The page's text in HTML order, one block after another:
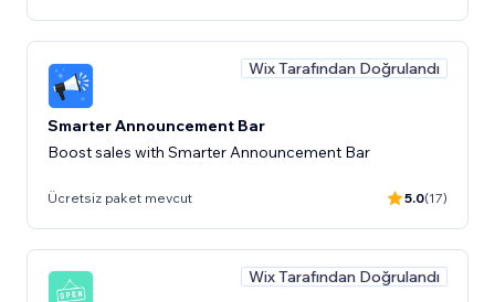
Wix Tarafından Doğrulandı
Smarter Announcement Bar
Boost sales with Smarter Announcement Bar
Ücretsiz paket mevcut 5.0(17)
Wix Tarafından Doğrulandı